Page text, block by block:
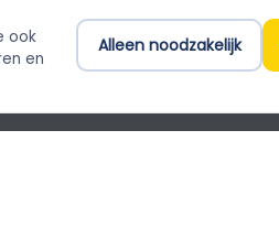
Support
info@empla.nl
ook
en
Alleen noodzakelijk